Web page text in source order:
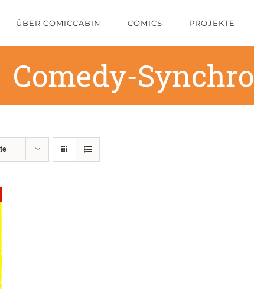
ÜBER COMICCABIN COMICS PROJEKTE
Comedy-Synchro